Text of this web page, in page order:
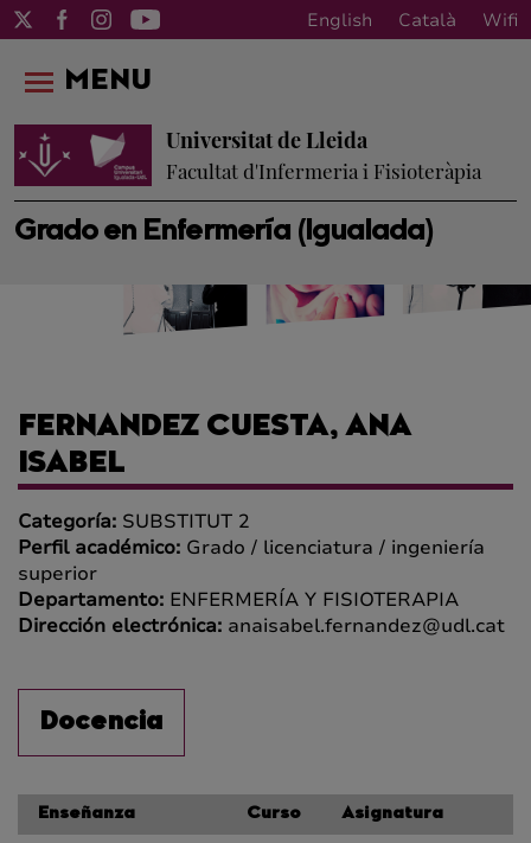
English Català Wifi
Grado en Enfermería (Igualada)
Universitat de Lleida
Facultat d'Infermeria i Fisioteràpia
MENU
FERNANDEZ CUESTA, ANA
ISABEL
Categoría: SUBSTITUT 2
Perfil académico: Grado / licenciatura / ingeniería
superior
Departamento: ENFERMERÍA Y FISIOTERAPIA
Dirección electrónica: anaisabel.fernandez@udl.cat
Docencia
Enseñanza Curso Asignatura